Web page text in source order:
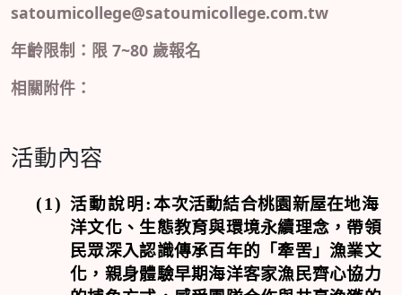
satoumicollege@satoumicollege.com.tw
年齡限制：限 7~80 歲報名
相關附件：
活動內容
(1) 活動說明 :本次活動結合桃園新屋在地海
洋文化、生態教育與環境永續理念，帶領
民眾深入認識傳承百年的「牽罟」漁業文
化，親身體驗早期海洋客家漁民齊心協力